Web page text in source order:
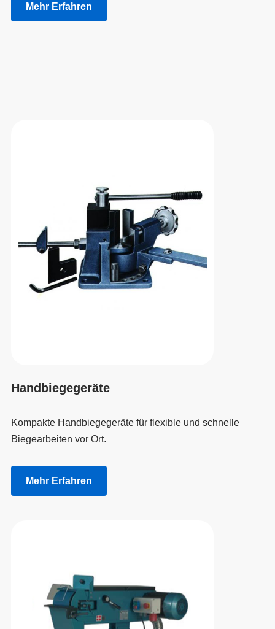
Mehr Erfahren
Handbiegegeräte
Kompakte Handbiegegeräte für flexible und schnelle
Biegearbeiten vor Ort.
Mehr Erfahren